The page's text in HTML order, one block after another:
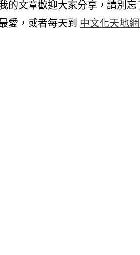
的文章歡迎大家分享，請別忘
愛，或者每天到 中文化天地